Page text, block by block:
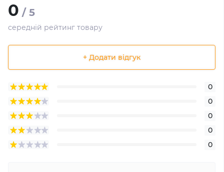
0 / 5
середній рейтинг товару
+ Додати відгук
0
0
0
0
0